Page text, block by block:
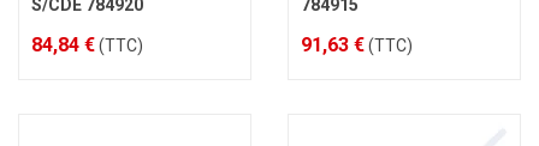
S/CDE 784920
84,84 €(TTC)
784915
91,63 €(TTC)